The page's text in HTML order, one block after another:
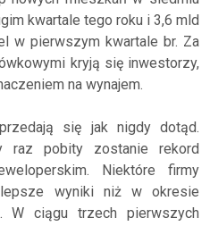
kwartale tego roku i 3,6 mld
w pierwszym kwartale br. Za
kryją się inwestorzy,
na wynajem.
się jak nigdy dotąd.
raz pobity zostanie rekord
Niektóre firmy
lepsze wyniki niż w okresie
W ciągu trzech pierwszych